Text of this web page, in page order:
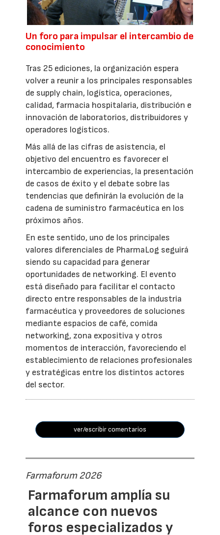
Un foro para impulsar el intercambio de
conocimiento
Tras 25 ediciones, la organización espera
volver a reunir a los principales responsables
de supply chain, logística, operaciones,
calidad, farmacia hospitalaria, distribución e
innovación de laboratorios, distribuidores y
operadores logísticos.
Más allá de las cifras de asistencia, el
objetivo del encuentro es favorecer el
intercambio de experiencias, la presentación
de casos de éxito y el debate sobre las
tendencias que definirán la evolución de la
cadena de suministro farmacéutica en los
próximos años.
En este sentido, uno de los principales
valores diferenciales de PharmaLog seguirá
siendo su capacidad para generar
oportunidades de networking. El evento
está diseñado para facilitar el contacto
directo entre responsables de la industria
farmacéutica y proveedores de soluciones
mediante espacios de café, comida
networking, zona expositiva y otros
momentos de interacción, favoreciendo el
establecimiento de relaciones profesionales
y estratégicas entre los distintos actores
del sector.
ver/escribir comentarios
Farmaforum 2026
Farmaforum amplía su
alcance con nuevos
foros especializados y